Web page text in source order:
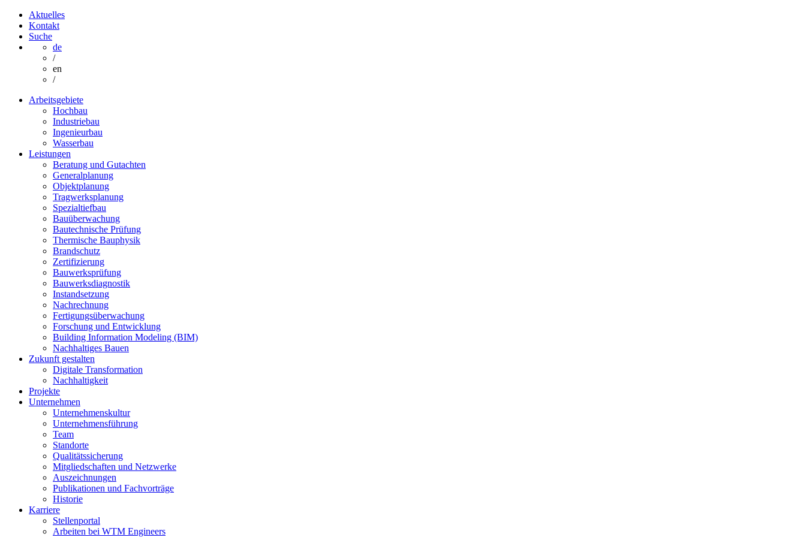
Aktuelles
Kontakt
Suche
de
/
en
/
Arbeitsgebiete
Hochbau
Industriebau
Ingenieurbau
Wasserbau
Leistungen
Beratung und Gutachten
Generalplanung
Objektplanung
Tragwerksplanung
Spezialtiefbau
Bauüberwachung
Bautechnische Prüfung
Thermische Bauphysik
Brandschutz
Zertifizierung
Bauwerksprüfung
Bauwerksdiagnostik
Instandsetzung
Nachrechnung
Fertigungsüberwachung
Forschung und Entwicklung
Building Information Modeling (BIM)
Nachhaltiges Bauen
Zukunft gestalten
Digitale Transformation
Nachhaltigkeit
Projekte
Unternehmen
Unternehmenskultur
Unternehmensführung
Team
Standorte
Qualitätssicherung
Mitgliedschaften und Netzwerke
Auszeichnungen
Publikationen und Fachvorträge
Historie
Karriere
Stellenportal
Arbeiten bei WTM Engineers